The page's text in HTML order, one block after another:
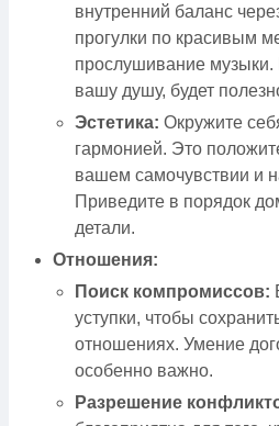
внутренний баланс
прогулки по красивым
прослушивание музыки.
вашу душу, будет
Эстетика: Окружите
гармонией. Это
вашем самочувствии и
Приведите в порядок
детали.
Отношения:
Поиск компромиссов:
уступки, чтобы
отношениях. Умение
особенно важно.
Разрешение